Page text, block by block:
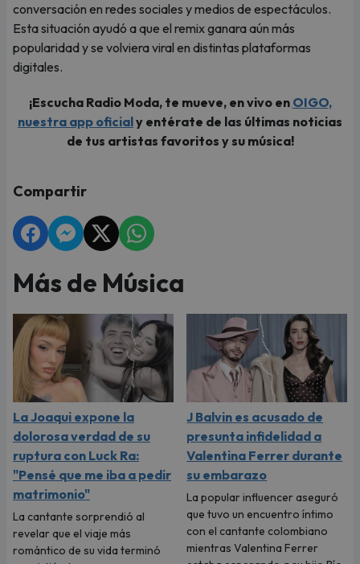
conversación en redes sociales y medios de espectáculos.
Esta situación ayudó a que el remix ganara aún más
popularidad y se volviera viral en distintas plataformas
digitales.
¡Escucha Radio Moda, te mueve, en vivo en OIGO,
nuestra app oficialy entérate de las últimas noticias
de tus artistas favoritos y su música!
Compartir
Más de Música
La Joaqui expone la
dolorosa verdad de su
ruptura con Luck Ra:
"Pensé que me iba a pedir
matrimonio"
La cantante sorprendió al
revelar que el viaje más
romántico de su vida terminó
J Balvin es acusado de
presunta infidelidad a
Valentina Ferrer durante
su embarazo
La popular influencer aseguró
que tuvo un encuentro íntimo
con el cantante colombiano
mientras Valentina Ferrer